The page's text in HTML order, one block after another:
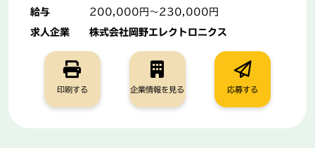
お知らせ
お問い合わせ
給与 200,000円～230,000円
求人企業 株式会社岡野エレクトロニクス
印刷する 企業情報を見る 応募する